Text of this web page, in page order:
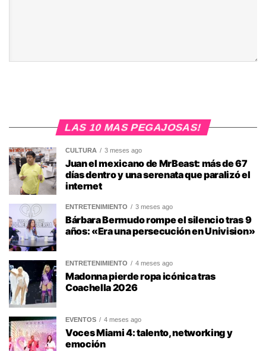
LAS 10 MAS PEGAJOSAS!
CULTURA 3 meses ago
Juan el mexicano de MrBeast: más de 67
días dentro y una serenata que paralizó el
internet
ENTRETENIMIENTO 3 meses ago
Bárbara Bermudo rompe el silencio tras 9
años: «Era una persecución en Univision»
ENTRETENIMIENTO 4 meses ago
Madonna pierde ropa icónica tras
Coachella 2026
EVENTOS 4 meses ago
Voces Miami 4: talento, networking y
emoción